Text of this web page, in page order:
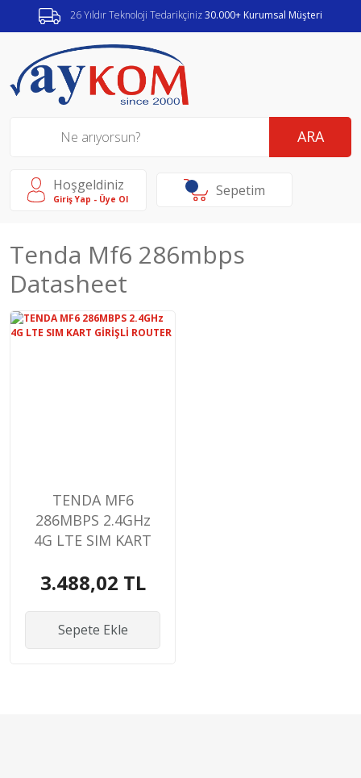
26 Yıldır Teknoloji Tedarikçiniz30.000+ Kurumsal Müşteri
ARA
Hoşgeldiniz
Giriş Yap - Üye Ol Sepetim
Tenda Mf6 286mbps
Datasheet
TENDA MF6
286MBPS 2.4GHz
4G LTE SIM KART
3.488,02 TL
Sepete Ekle